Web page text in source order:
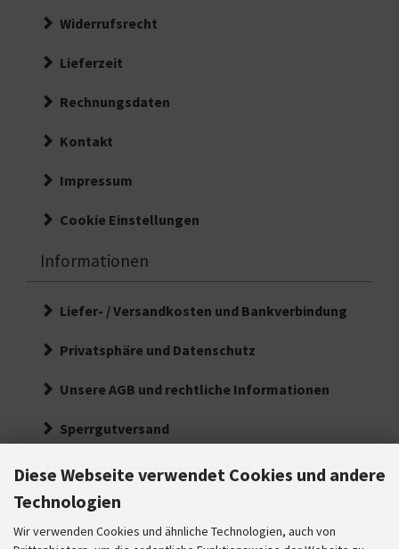
Widerrufsrecht
Lieferzeit
Rechnungsdaten
Kontakt
Impressum
Cookie Einstellungen
Informationen
Liefer- / Versandkosten und Bankverbindung
Privatsphäre und Datenschutz
Unsere AGB und rechtliche Informationen
Sperrgutversand
Erklärung zur Barrierefreiheit
Newsletter-Anmeldung
Diese Webseite verwendet Cookies und andere
Technologien
Wir verwenden Cookies und ähnliche Technologien, auch von